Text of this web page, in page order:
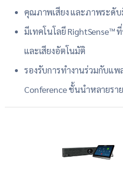
คุณภาพเสียง และภาพระดั
มีเทคโนโลยี RightSense™
และเสียงอัตโนมัติ
รองรับการทำงานร่วมกับแ
Conference ชั้นนำหลายราย